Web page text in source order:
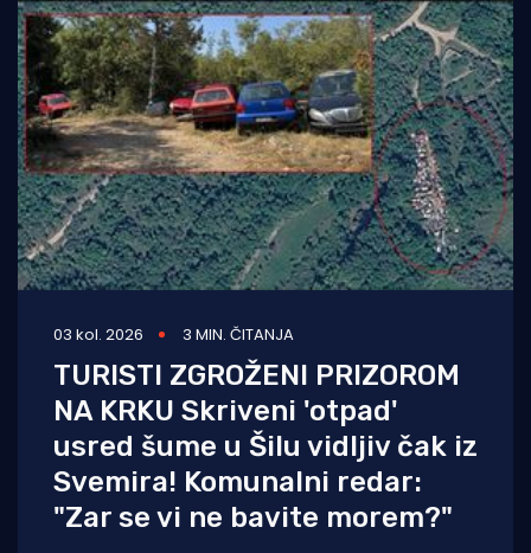
03 kol. 2026 3 MIN. ČITANJA
TURISTI ZGROŽENI PRIZOROM
NA KRKU Skriveni 'otpad'
usred šume u Šilu vidljiv čak iz
Svemira! Komunalni redar:
"Zar se vi ne bavite morem?"